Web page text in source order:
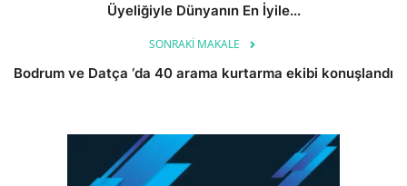
Üyeliğiyle Dünyanın En İyile...
SONRAKI MAKALE
Bodrum ve Datça ‘da 40 arama kurtarma ekibi konuşlandı